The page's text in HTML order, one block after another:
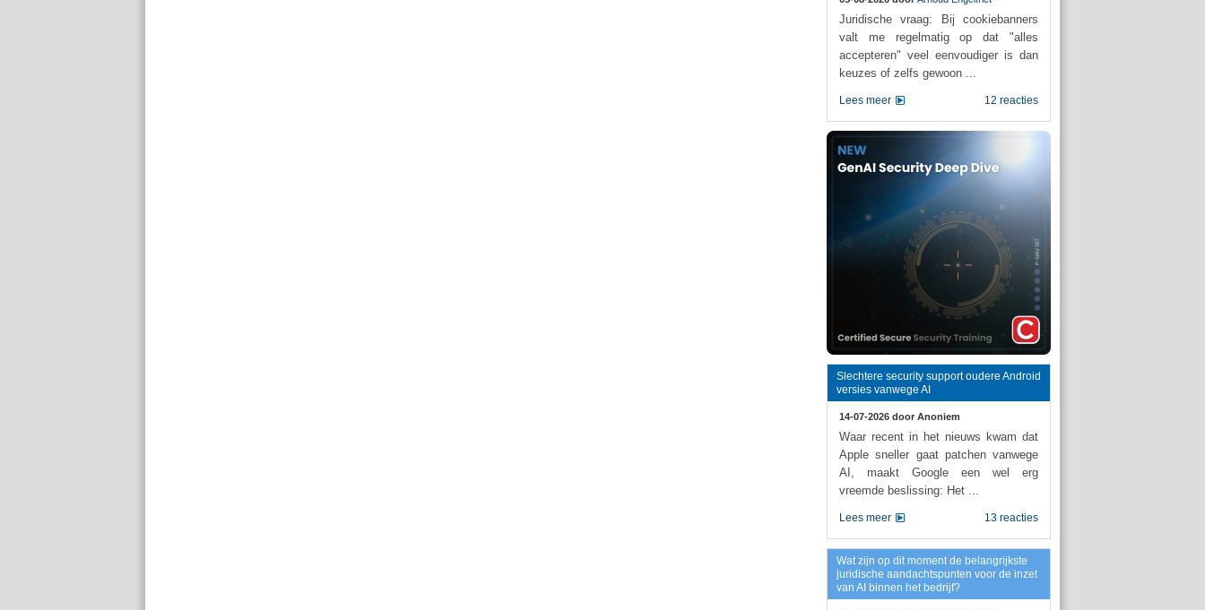
Juridische vraag: Bij cookiebanners
valt me regelmatig op dat "alles
accepteren" veel eenvoudiger is dan
keuzes of zelfs gewoon ...
12 reacties
Lees meer
Slechtere security support oudere Android
versies vanwege AI
14-07-2026 door Anoniem
Waar recent in het nieuws kwam dat
Apple sneller gaat patchen vanwege
AI, maakt Google een wel erg
vreemde beslissing: Het ...
13 reacties
Lees meer
Wat zijn op dit moment de belangrijkste
juridische aandachtspunten voor de inzet
van AI binnen het bedrijf?